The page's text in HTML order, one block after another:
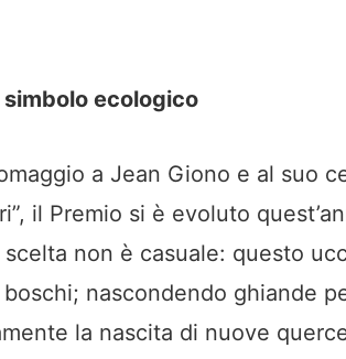
ecologico
a Jean Giono e al suo
il Premio si è evoluto
scelta non è casuale: questo
nascondendo ghiande
la nascita di nuove